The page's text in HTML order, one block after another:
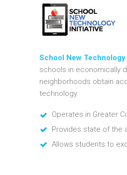
School New
schools in economically
neighborhoods obtain
technology.
Operates in Greater
Provides state of the
Allows students to